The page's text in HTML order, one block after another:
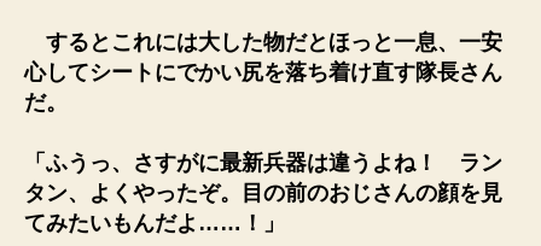
するとこれには大した物だとほっと一息、一安
心してシートにでかい尻を落ち着け直す隊長さん
だ。
「ふうっ、さすがに最新兵器は違うよね！ ラン
タン、よくやったぞ。目の前のおじさんの顔を見
てみたいもんだよ……！」